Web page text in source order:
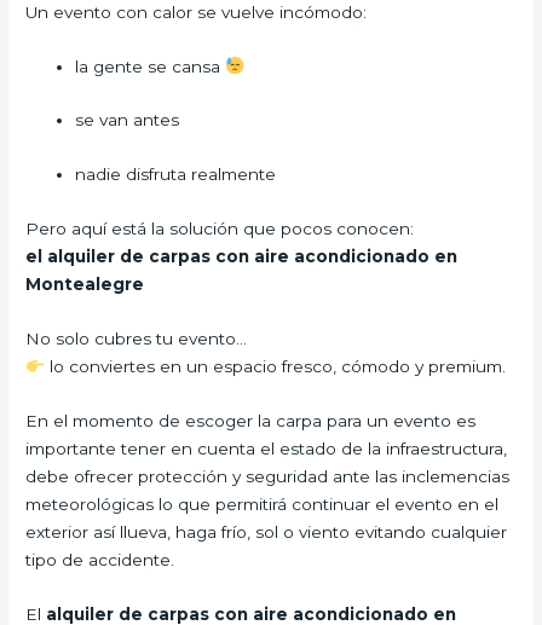
Un evento con calor se vuelve incómodo:
la gente se cansa
se van antes
nadie disfruta realmente
Pero aquí está la solución que pocos conocen:
el alquiler de carpas con aire acondicionado en
Montealegre
No solo cubres tu evento…
lo conviertes en un espacio fresco, cómodo y premium.
En el momento de escoger la carpa para un evento es
importante tener en cuenta el estado de la infraestructura,
debe ofrecer protección y seguridad ante las inclemencias
meteorológicas lo que permitirá continuar el evento en el
exterior así llueva, haga frío, sol o viento evitando cualquier
tipo de accidente.
El alquiler de carpas con aire acondicionado en